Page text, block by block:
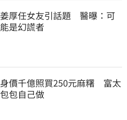
姜厚任女友引話題　醫曝：可
能是幻謊者
身價千億照買250元麻糬　富太
包包自己做